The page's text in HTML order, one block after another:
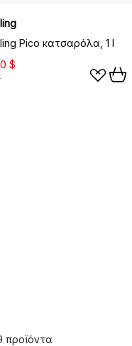
Pico κατσαρόλα, 1 l
$
προϊόντα